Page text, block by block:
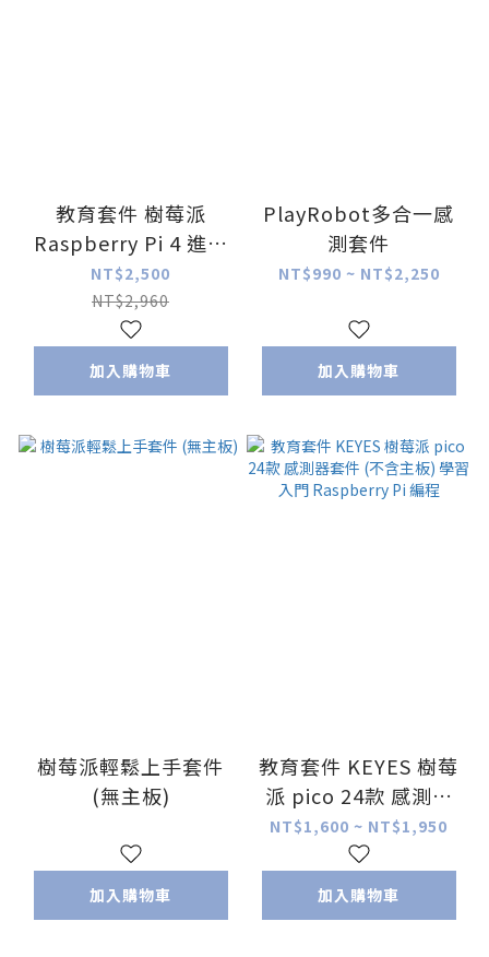
教育套件 樹莓派
Raspberry Pi 4 進階
套件 python 創客教
育 (不含Pi 4主板)
NT$2,500
NT$2,960
加入購物車
PlayRobot多合一感
測套件
NT$990 ~ NT$2,250
加入購物車
樹莓派輕鬆上手套件
(無主板)
加入購物車
教育套件 KEYES 樹莓
派 pico 24款 感測器
套件 (不含主板) 學習
入門 Raspberry Pi 編
程
NT$1,600 ~ NT$1,950
加入購物車